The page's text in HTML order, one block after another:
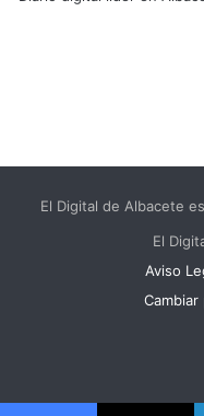
El Digital de Albacete
El
Aviso